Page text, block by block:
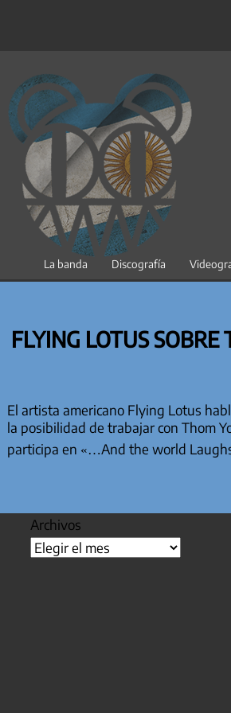
contenido
La banda Discografía
FLYING LOTUS
El artista americano Flying Lotus
la posibilidad de trabajar con Thom
participa en «…And the world
Archivos